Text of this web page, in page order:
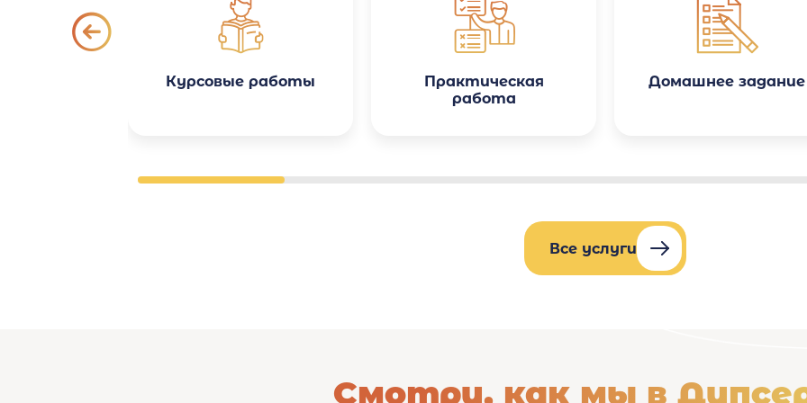
здивувало те, що робота
була виконана з
урахуванням усіх
університету.
Курсовые работы
Практическая
работа
Домашнее задание
Все услуги
Смотри, как мы в